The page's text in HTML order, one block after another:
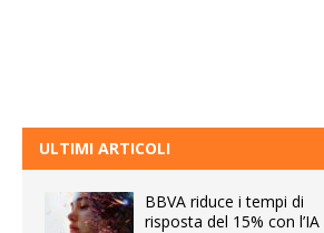
ULTIMI ARTICOLI
BBVA riduce i tempi di
risposta del 15% con l’IA